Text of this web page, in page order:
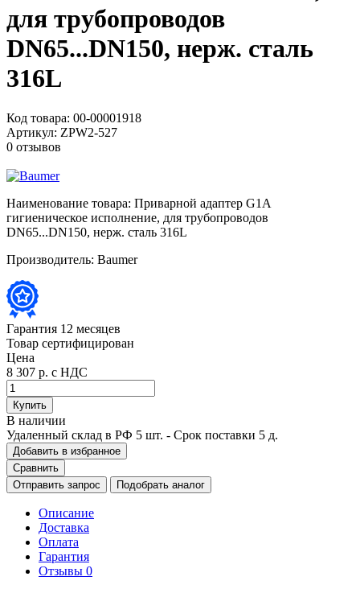
для трубопроводов
DN65...DN150, нерж. сталь
316L
Код товара: 00-00001918
Артикул: ZPW2-527
0 отзывов
Наименование товара: Приварной адаптер G1A
гигиеническое исполнение, для трубопроводов
DN65...DN150, нерж. сталь 316L
Производитель: Baumer
Гарантия 12 месяцев
Товар сертифицирован
Цена
8 307 р. с НДС
Купить
В наличии
Удаленный склад в РФ 5 шт. - Срок поставки 5 д.
Добавить в избранное
Сравнить
Отправить запрос
Подобрать аналог
Описание
Доставка
Оплата
Гарантия
Отзывы 0